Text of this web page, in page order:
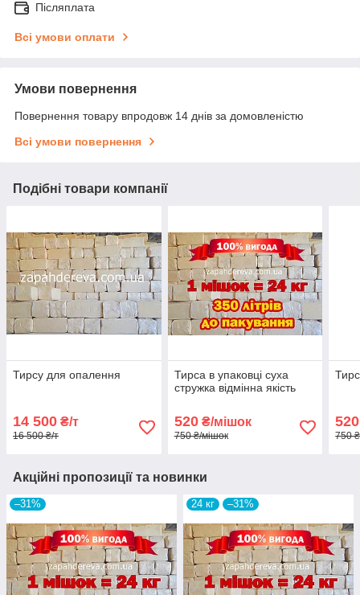
Післяплата
Всі умови оплати
Умови повернення
Повернення товару впродовж 14 днів за домовленістю
Всі умови повернення
Подібні товари компанії
Тирсу для опалення
14 500 ₴/т
16 500 ₴/т
Тирса в упаковці суха
стружка відмінна якість
520₴/мішок
750 ₴/мішок
520
750
Акційні пропозиції та новинки
–31% 24 кг –31%